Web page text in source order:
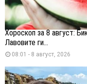
Хороскоп за 8 август:
Лавовите ги...
08:01 - 8 август, 2026